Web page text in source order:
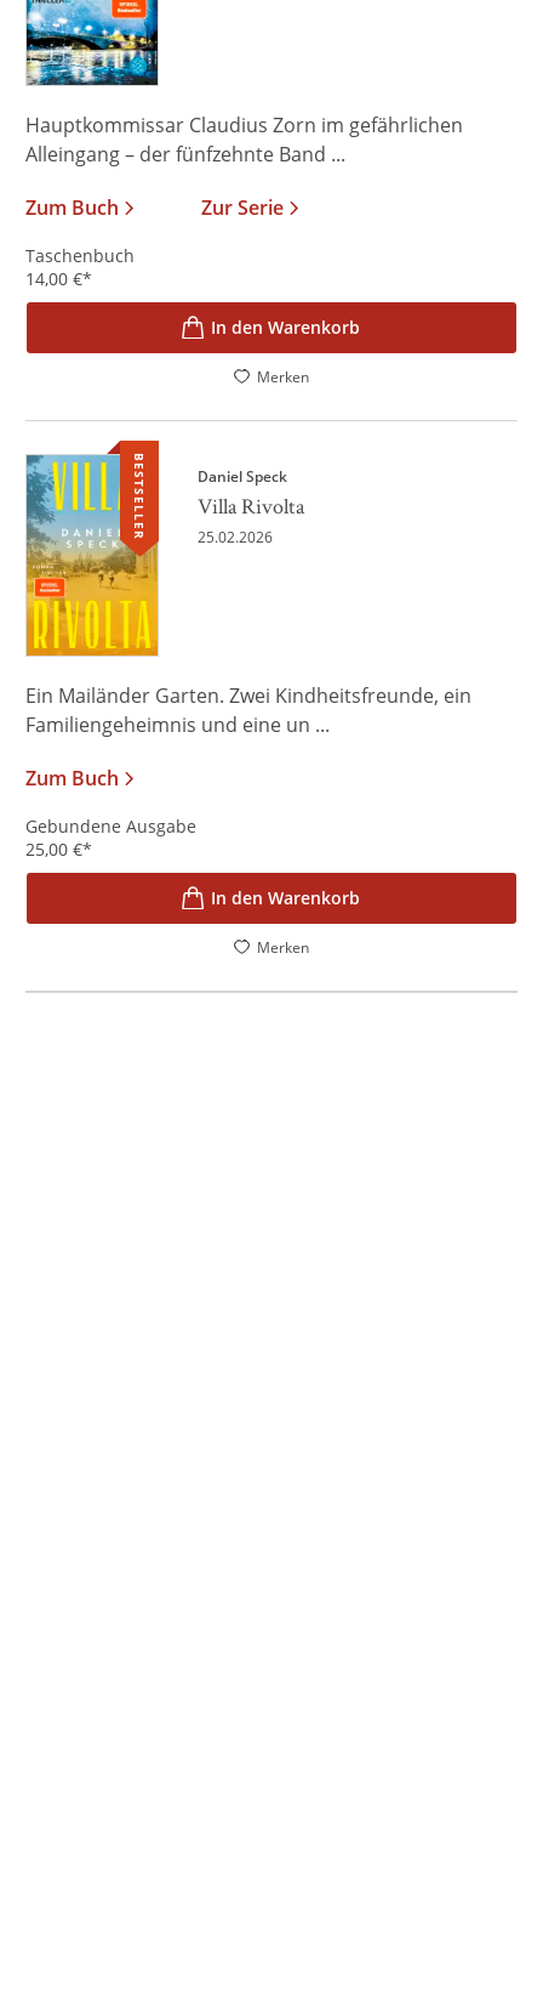
Hauptkommissar Claudius Zorn im gefährlichen
Alleingang – der fünfzehnte Band ...
Zum Buch
Zur Serie
Taschenbuch
14,00 €*
In den Warenkorb
Merken
BESTSELLER Daniel Speck
Villa Rivolta
25.02.2026
Ein Mailänder Garten. Zwei Kindheitsfreunde, ein
Familiengeheimnis und eine un ...
Zum Buch
Gebundene Ausgabe
25,00 €*
In den Warenkorb
Merken